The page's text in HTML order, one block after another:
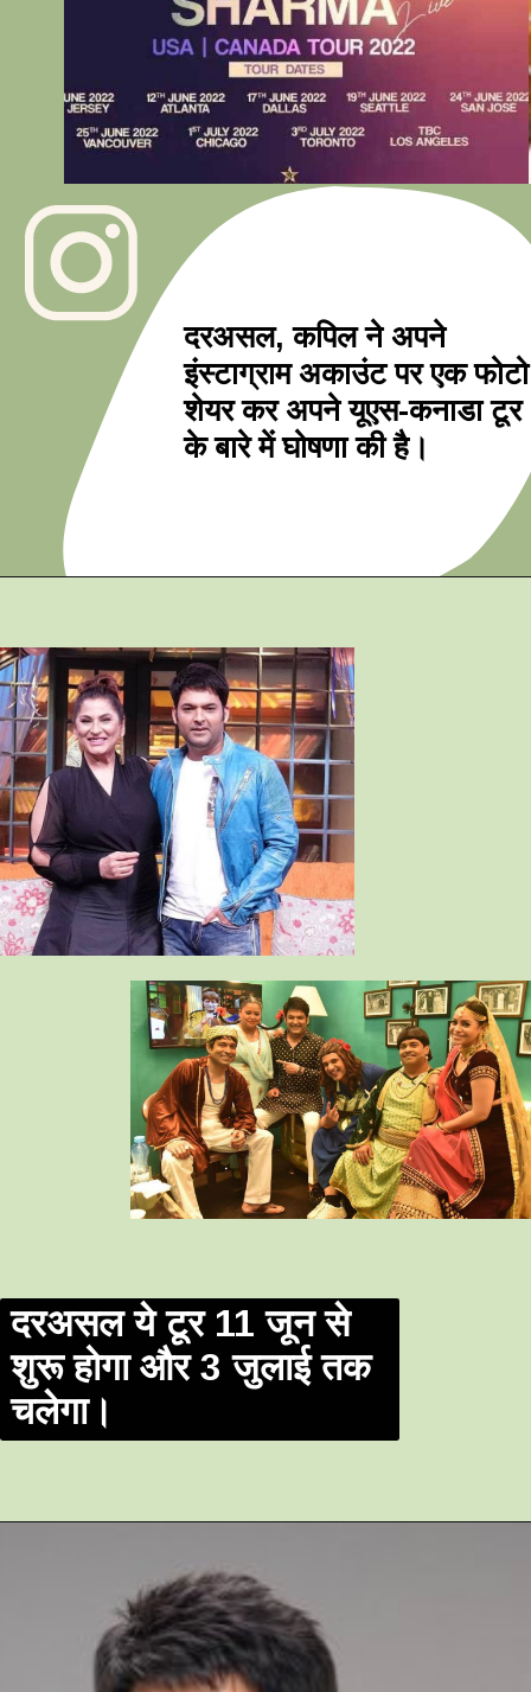
दरअसल, कपिल ने अपने
इंस्टाग्राम अकाउंट पर एक फोटो
शेयर कर अपने यूएस-कनाडा टूर
के बारे में घोषणा की है।
दरअसल ये टूर 11 जून से
शुरू होगा और 3 जुलाई तक
चलेगा।